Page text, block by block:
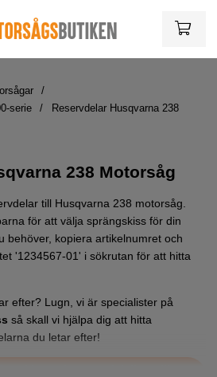
serie
Reservdelar Husqvarna 238
238 Motorsåg
till Husqvarna 238 motorsåg.
för att välja sprängskiss för din
behöver, kopiera artikelnumret och
'1234567-01' i sökrutan för att hitta
efter? Lugn, vi är specialister på
så skall vi hjälpa dig att hitta
du letar efter!